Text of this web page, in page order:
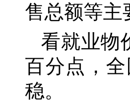
售总额等主
看就业物
百分点，
稳。